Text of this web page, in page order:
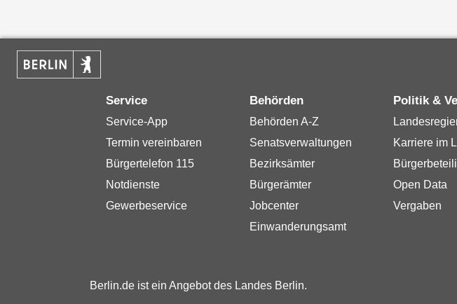
Service
Service-App
Termin vereinbaren
Bürgertelefon 115
Notdienste
Gewerbeservice
Behörden
Behörden A-Z
Senatsverwaltungen
Bezirksämter
Bürgerämter
Jobcenter
Einwanderungsamt
Politik &
Karriere im
Open Data
Vergaben
Berlin.de ist ein Angebot des Landes Berlin.